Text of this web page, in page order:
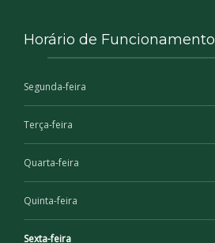
Horário de Funcionamento
Segunda-feira
Terça-feira
Quarta-feira
Quinta-feira
Sexta-feira